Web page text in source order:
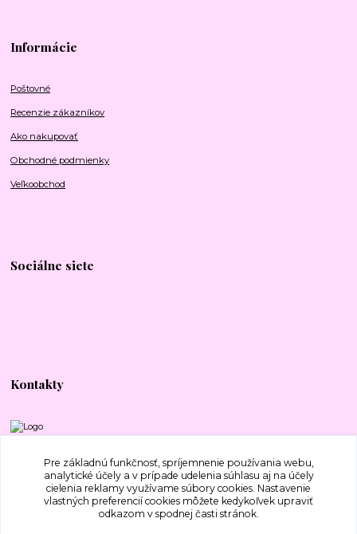
Informácie
Poštovné
Recenzie zákazníkov
Ako nakupovať
Obchodné podmienky
Veľkoobchod
Sociálne siete
Kontakty
+421 917 577 388
bajecnavlna@gmail.com
Pre základnú funkčnosť, spríjemnenie používania webu,
analytické účely a v prípade udelenia súhlasu aj na účely
cielenia reklamy využívame súbory cookies. Nastavenie
vlastných preferencií cookies môžete kedykoľvek upraviť
odkazom v spodnej časti stránok.